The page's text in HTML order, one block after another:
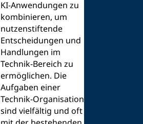
KI-Anwendungen zu
kombinieren, um
nutzenstiftende
Entscheidungen und
Handlungen im
Technik-Bereich zu
ermöglichen. Die
Aufgaben einer
Technik-Organisation
sind vielfältig und oft